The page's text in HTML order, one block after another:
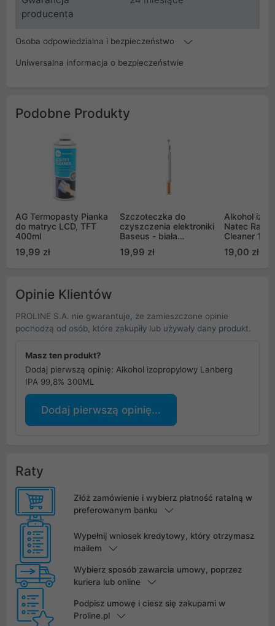
producenta
Osoba odpowiedzialna i bezpieczeństwo
Uniwersalna informacja o bezpieczeństwie
Podobne Produkty
AG Termopasty Pianka
do matryc LCD, TFT
400ml
19,99 zł
Szczoteczka do
czyszczenia elektroniki
Baseus - biała
(NGBS000002)
19,99 zł
Alkohol
Natec
Cleaner
19,00 zł
Opinie Klientów
PROLINE S.A. nie gwarantuje, że zamieszczone opinie
pochodzą od osób, które zakupiły lub używały dany produkt.
Masz ten produkt?
Dodaj pierwszą opinię: Alkohol izopropylowy Lanberg
IPA 99,8% 300ML
Dodaj pierwszą opinię...
Raty
Złóż zamówienie i wybierz płatność ratalną w
preferowanym banku
Wypełnij wniosek kredytowy, który otrzymasz
mailem
Wybierz sposób zawarcia umowy, poprzez
kuriera lub online
Podpisz umowę i ciesz się zakupami w
Proline.pl